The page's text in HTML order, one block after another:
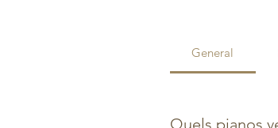
General
Quels pianos